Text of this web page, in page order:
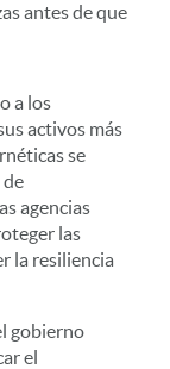
antes de que
a los
activos más
se
de
agencias
las
la resiliencia
gobierno
el